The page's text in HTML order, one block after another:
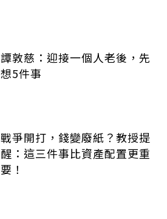
譚敦慈：迎接一個人老後，先
想5件事
戰爭開打，錢變廢紙？教授提
醒：這三件事比資產配置更重
要！